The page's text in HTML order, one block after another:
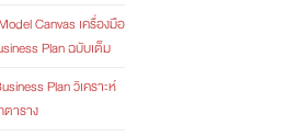
Canvas เครื่องมือ
Plan ฉบับเต็ม
Plan วิเคราะห์
ตาราง